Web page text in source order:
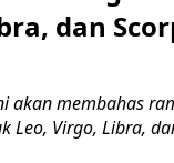
dan
akan membahas
Leo, Virgo, Libra,